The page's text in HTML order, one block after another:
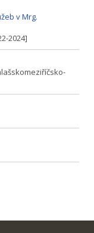
v Mrg.
2024]